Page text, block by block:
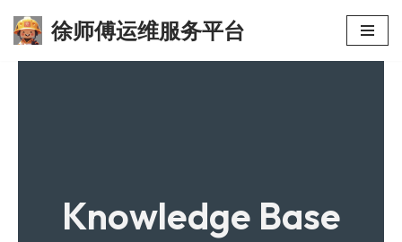
跳
徐师傅运维服务平台
Knowledge Base